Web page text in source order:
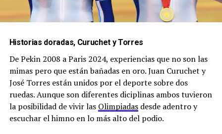
Historias doradas, Curuchet y Torres
De Pekin 2008 a Paris 2024, experiencias que no son las
mimas pero que están bañadas en oro. Juan Curuchet y
José Torres están unidos por el deporte sobre dos
ruedas. Aunque son diferentes diciplinas ambos tuvieron
la posibilidad de vivir las Olimpiadasdesde adentro y
escuchar el himno en lo más alto del podio.